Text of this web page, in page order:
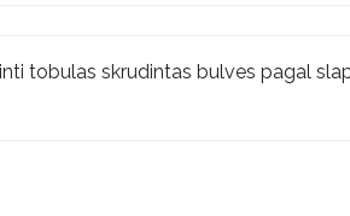
tobulas skrudintas bulves pagal